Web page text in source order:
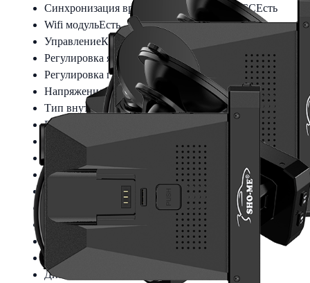
Синхронизация времени по GPS/ГЛОНАССЕсть
Wifi модульЕсть
УправлениеКнопки
Регулировка яркостиЕсть
Регулировка громкости
Есть
Напряжение питания12 Вольт
Тип внутреннего питанияCупер конденсатор
Вес, г
Рабочая температура
Гарантия производителя
12 месяцев
На присоске, быстросъемное
Потребляемый ток, мА
400
Характеристики радар-детектора
Диапазон Х 10,525 ГГц ± 100 МГц
Да